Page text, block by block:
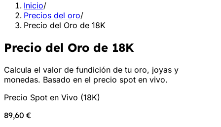
Inicio/
Precios del oro/
Precio del Oro de 18K
Precio del Oro de 18K
Calcula el valor de fundición de tu oro, joyas y
monedas. Basado en el precio spot en vivo.
Precio Spot en Vivo (18K)
89,60 €